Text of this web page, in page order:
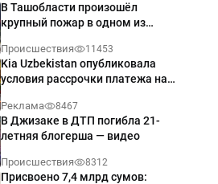
В Ташобласти произошёл
крупный пожар в одном из
Происшествия 11453
Kia Uzbekistan опубликовала
условия рассрочки платежа на
годовых
Реклама 8467
В Джизаке в ДТП погибла 21-
летняя блогерша — видео
Происшествия 8312
Присвоено 7,4 млрд сумов: